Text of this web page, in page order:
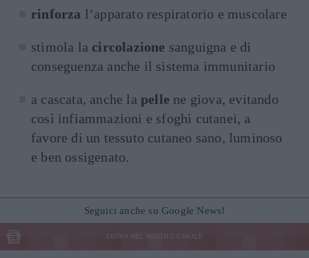
rinforza l’apparato respiratorio e muscolare
stimola la circolazione sanguigna e di
conseguenza anche il sistema immunitario
a cascata, anche la pelle ne giova, evitando
così infiammazioni e sfoghi cutanei, a
favore di un tessuto cutaneo sano, luminoso
e ben ossigenato.
Seguici anche su Google News!
ENTRA NEL NOSTRO CANALE